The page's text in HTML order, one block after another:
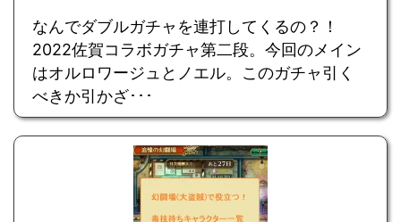
なんでダブルガチャを連打してくるの？！
2022佐賀コラボガチャ第二段。今回のメイン
はオルロワージュとノエル。このガチャ引く
べきか引かざ･･･